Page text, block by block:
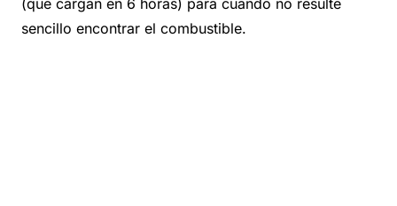
(que cargan en 6 horas) para cuando no resulte
sencillo encontrar el combustible.